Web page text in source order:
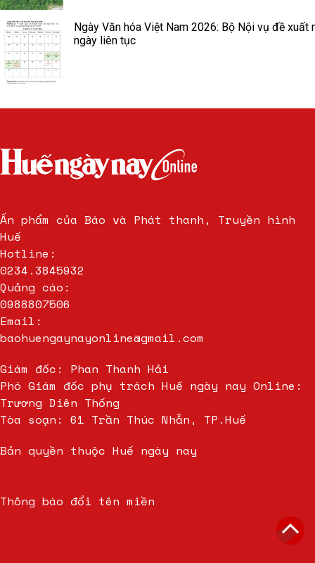
Ngày Văn hóa Việt Nam 2026: Bộ Nội vụ đề xuất
ngày liên tục
Ấn phẩm của Báo và Phát thanh, Truyền hình
Huế
Hotline:
0234.3845932
Quảng cáo:
0988807506
Email:
baohuengaynayonline@gmail.com
Giám đốc: Phan Thanh Hải
Phó Giám đốc phụ trách Huế ngày nay Online:
Trương Diên Thống
Tòa soạn: 61 Trần Thúc Nhẫn, TP.Huế
Bản quyền thuộc Huế ngày nay
Thông báo đổi tên miền